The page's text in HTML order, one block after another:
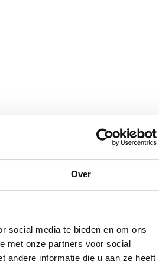
Over
social media te bieden en om ons
met onze partners voor social
andere informatie die u aan ze heeft